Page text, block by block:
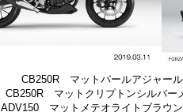
CB250R マットパールアジャー
CB250R マットクリプトンシルバー
ADV150 マットメテオライトブラウ